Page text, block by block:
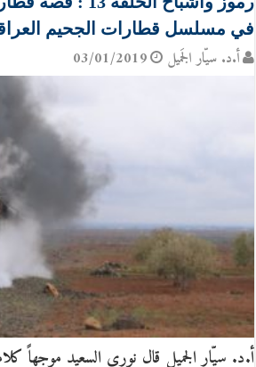
في مسلسل قطارات الجحيم
أ.د. سيّار الجَميل 03/01/2019